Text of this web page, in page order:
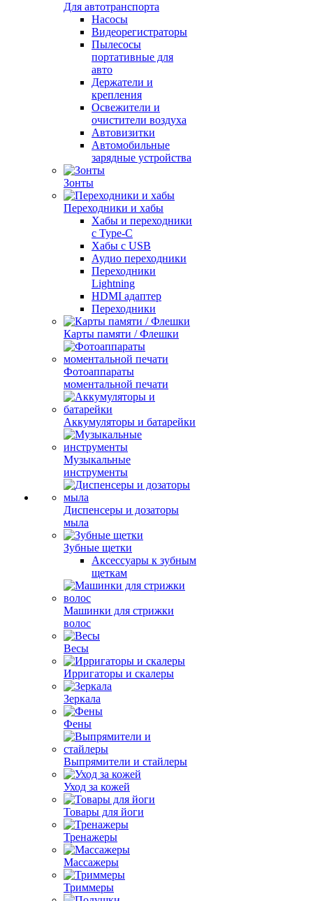
Для автотранспорта
Насосы
Видеорегистраторы
Пылесосы
портативные для
авто
Держатели и
крепления
Освежители и
очистители воздуха
Автовизитки
Автомобильные
зарядные устройства
Зонты
Переходники и хабы
Хабы и переходники
с Type-C
Хабы с USB
Аудио переходники
Переходники
Lightning
HDMI адаптер
Переходники
Карты памяти / Флешки
Фотоаппараты
моментальной печати
Аккумуляторы и батарейки
Музыкальные
инструменты
Диспенсеры и дозаторы
мыла
Зубные щетки
Аксессуары к зубным
щеткам
Машинки для стрижки
волос
Весы
Ирригаторы и скалеры
Зеркала
Фены
Выпрямители и стайлеры
Уход за кожей
Товары для йоги
Тренажеры
Массажеры
Триммеры